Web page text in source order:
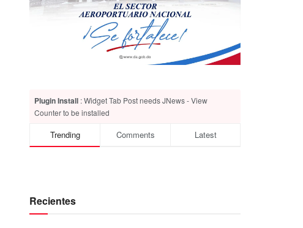
Plugin Install : Widget Tab Post needs JNews - View
Counter to be installed
Trending Comments Latest
Recientes